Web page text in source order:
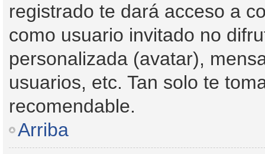
registrado te dará acceso a
como usuario invitado no
personalizada (avatar),
usuarios, etc. Tan solo te
recomendable.
Arriba